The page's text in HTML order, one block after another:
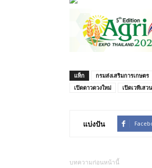
แท็ก กรมส่งเสริมการเกษตร
เปิดดาวดวงใหม่
เปิดเวทีเสว
แบ่งปัน
บทความก่อนหน้านี้